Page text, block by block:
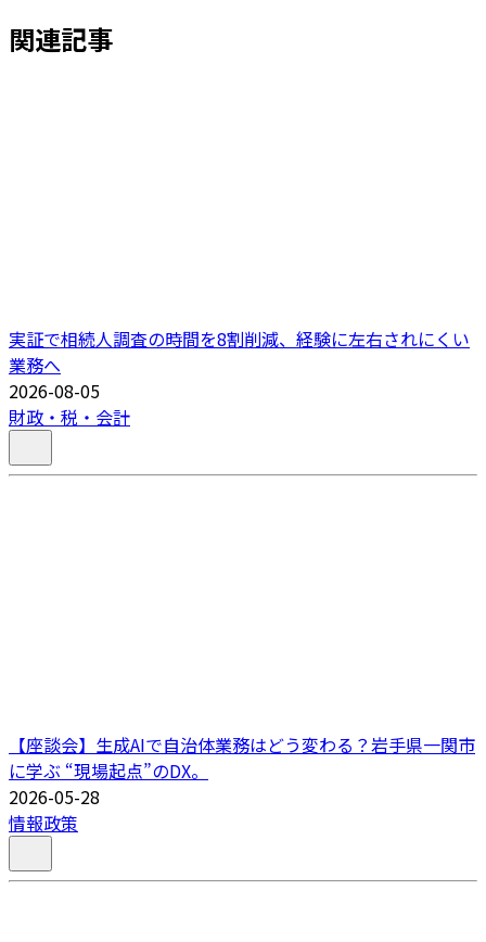
関連記事
実証で相続人調査の時間を8割削減、経験に左右されにくい
業務へ
2026-08-05
財政・税・会計
【座談会】生成AIで自治体業務はどう変わる？岩手県一関市
に学ぶ “現場起点”のDX。
2026-05-28
情報政策